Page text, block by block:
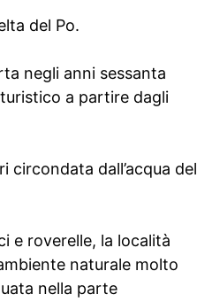
del Po.
negli anni sessanta
a partire dagli
circondata dall’acqua del
e roverelle, la località
naturale molto
nella parte